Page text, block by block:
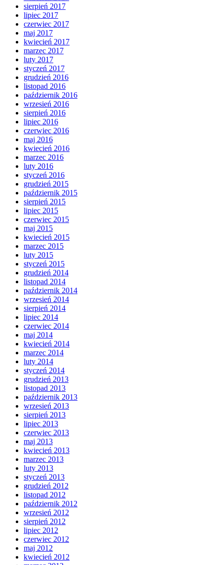
sierpień 2017
lipiec 2017
czerwiec 2017
maj 2017
kwiecień 2017
marzec 2017
luty 2017
styczeń 2017
grudzień 2016
listopad 2016
październik 2016
wrzesień 2016
sierpień 2016
lipiec 2016
czerwiec 2016
maj 2016
kwiecień 2016
marzec 2016
luty 2016
styczeń 2016
grudzień 2015
październik 2015
sierpień 2015
lipiec 2015
czerwiec 2015
maj 2015
kwiecień 2015
marzec 2015
luty 2015
styczeń 2015
grudzień 2014
listopad 2014
październik 2014
wrzesień 2014
sierpień 2014
lipiec 2014
czerwiec 2014
maj 2014
kwiecień 2014
marzec 2014
luty 2014
styczeń 2014
grudzień 2013
listopad 2013
październik 2013
wrzesień 2013
sierpień 2013
lipiec 2013
czerwiec 2013
maj 2013
kwiecień 2013
marzec 2013
luty 2013
styczeń 2013
grudzień 2012
listopad 2012
październik 2012
wrzesień 2012
sierpień 2012
lipiec 2012
czerwiec 2012
maj 2012
kwiecień 2012